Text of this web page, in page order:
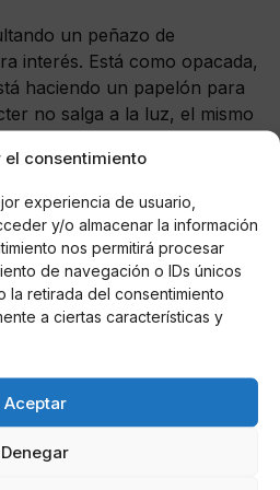
el consentimiento
experiencia de usuario,
y/o almacenar la información
nos permitirá procesar
de navegación o IDs únicos
la retirada del consentimiento
a ciertas características y
Aceptar
Denegar
un peñazo de
interés. Está como opacada,
haciendo un papelón para
no salga a la luz, el mismo
siempre de forma sibilina
dos días en que veremos en
de Telecinco comose ataca
, para tratar de darle un brillo